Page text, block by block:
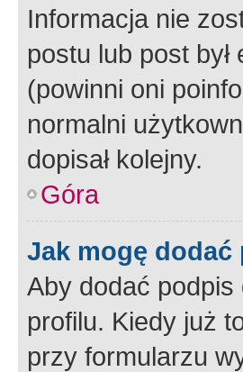
Informacja nie
postu lub post
(powinni oni
normalni
dopisał kolejny.
Góra
Jak mogę
Aby dodać
profilu. Kiedy już
przy formularzu